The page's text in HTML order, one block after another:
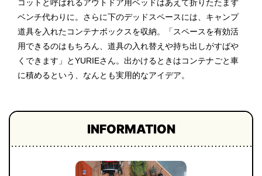
コットと呼ばれるアウトドア用ベッドはあえて折りたたまず
ベンチ代わりに。さらに下のデッドスペースには、キャンプ
道具を入れたコンテナボックスを収納。「スペースを有効活
用できるのはもちろん、道具の入れ替えや持ち出しがすばや
くできます」とYURIEさん。出かけるときはコンテナごと車
に積めるという、なんとも実用的なアイデア。
INFORMATION